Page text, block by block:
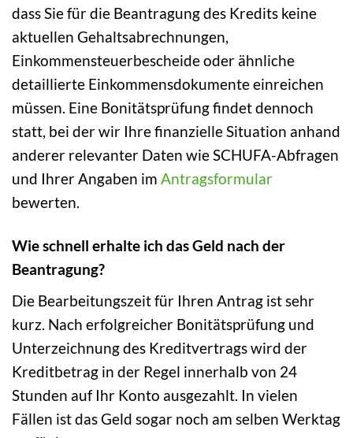
dass Sie für die Beantragung des Kredits keine
aktuellen Gehaltsabrechnungen,
Einkommensteuerbescheide oder ähnliche
detaillierte Einkommensdokumente einreichen
müssen. Eine Bonitätsprüfung findet dennoch
statt, bei der wir Ihre finanzielle Situation anhand
anderer relevanter Daten wie SCHUFA-Abfragen
und Ihrer Angaben im Antragsformular
bewerten.
Wie schnell erhalte ich das Geld nach der
Beantragung?
Die Bearbeitungszeit für Ihren Antrag ist sehr
kurz. Nach erfolgreicher Bonitätsprüfung und
Unterzeichnung des Kreditvertrags wird der
Kreditbetrag in der Regel innerhalb von 24
Stunden auf Ihr Konto ausgezahlt. In vielen
Fällen ist das Geld sogar noch am selben Werktag